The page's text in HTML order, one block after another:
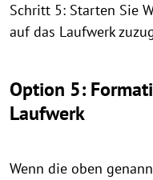
Schritt 5: Starten Sie
auf das Laufwerk
Option 5:
Laufwerk
Wenn die oben